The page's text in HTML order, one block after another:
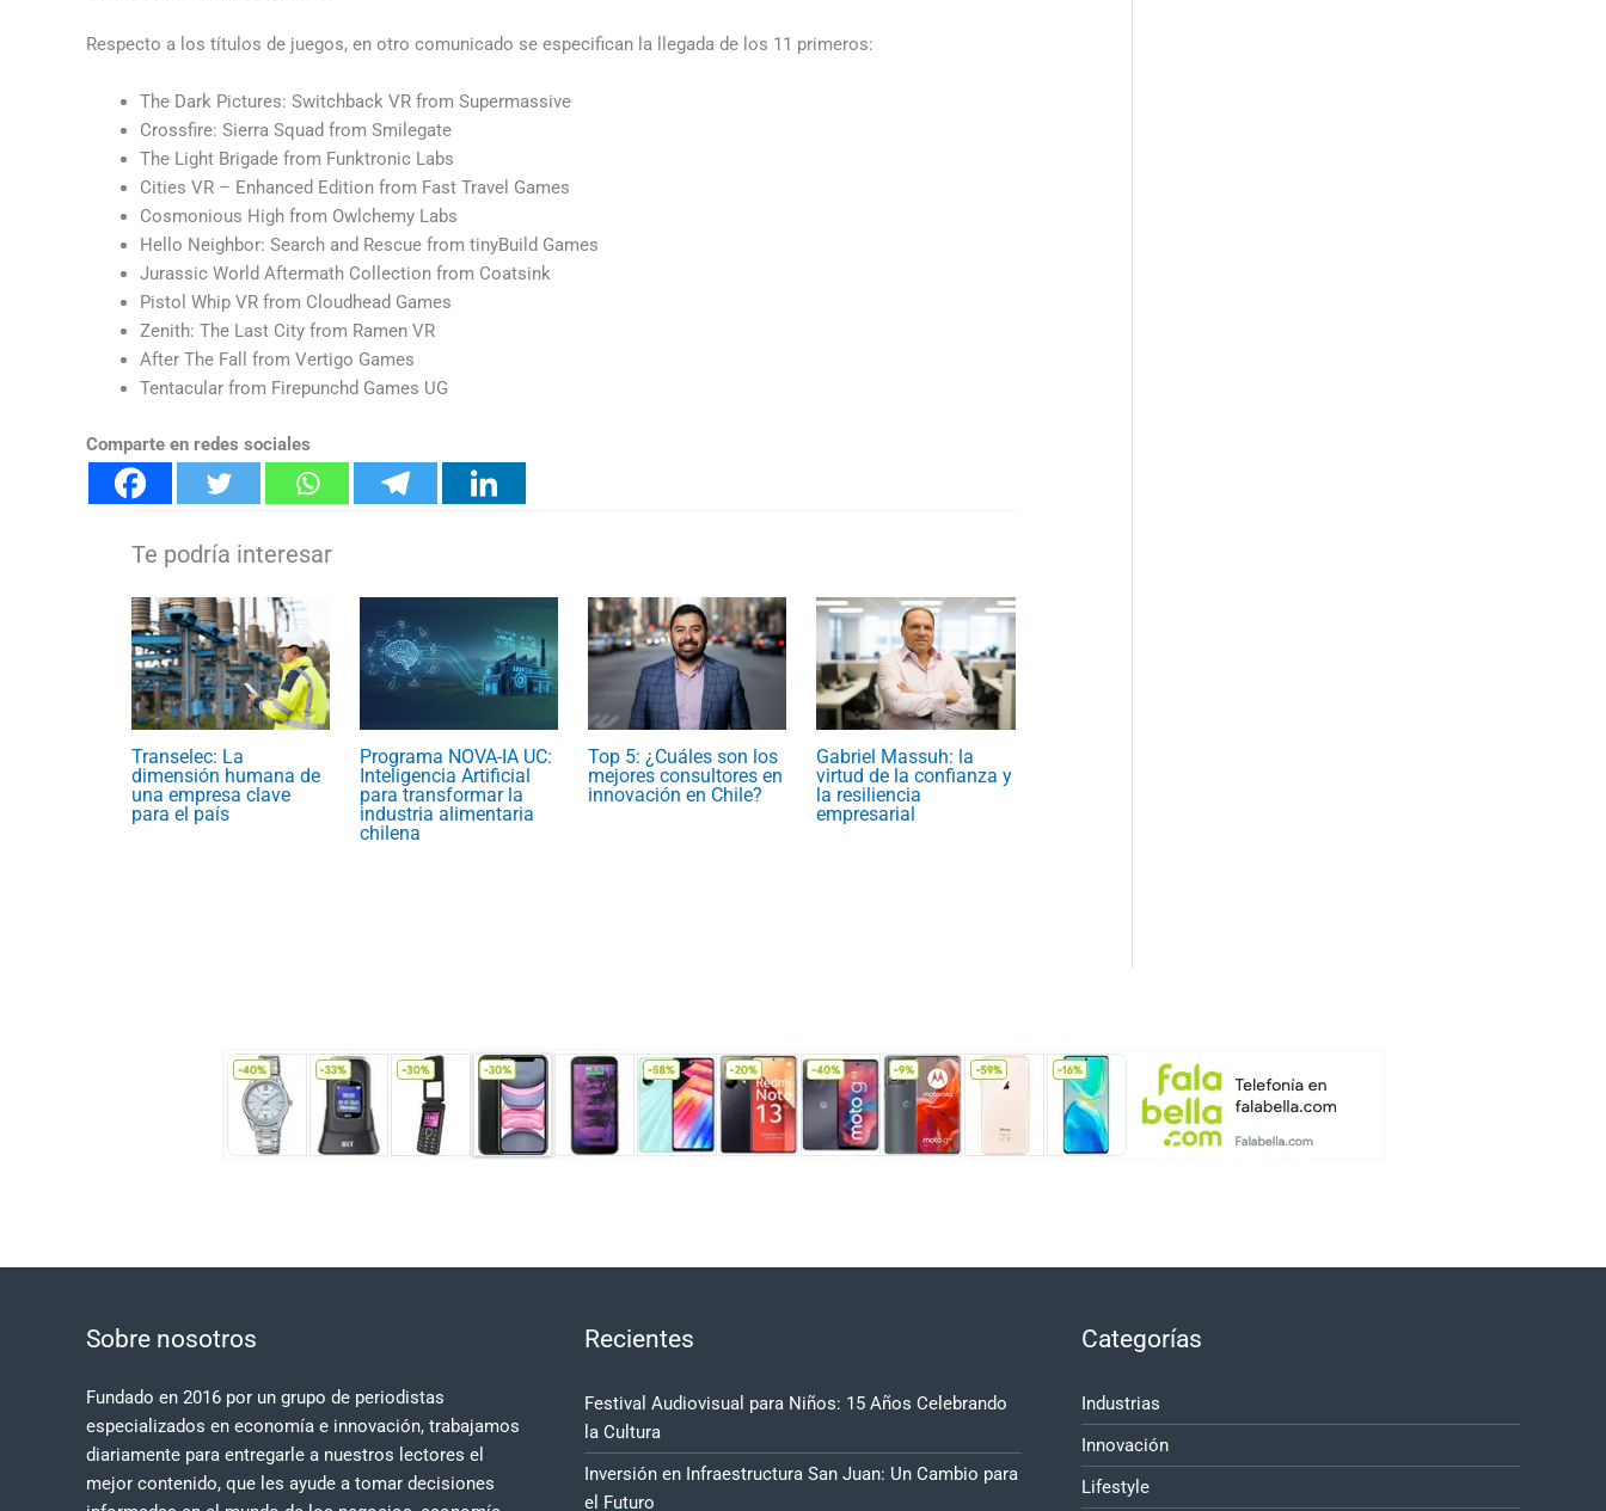
Respecto a los títulos de juegos, en otro comunicado se especifican la llegada de los 11 primeros:
The Dark Pictures: Switchback VR from Supermassive
Crossfire: Sierra Squad from Smilegate
The Light Brigade from Funktronic Labs
Cities VR – Enhanced Edition from Fast Travel Games
Cosmonious High from Owlchemy Labs
Hello Neighbor: Search and Rescue from tinyBuild Games
Jurassic World Aftermath Collection from Coatsink
Pistol Whip VR from Cloudhead Games
Zenith: The Last City from Ramen VR
After The Fall from Vertigo Games
Tentacular from Firepunchd Games UG
Comparte en redes sociales
Transelec: La
dimensión humana de
una empresa clave
para el país
Programa NOVA-IA UC:
Inteligencia Artificial
para transformar la
industria alimentaria
chilena
Top 5: ¿Cuáles son los
mejores consultores en
innovación en Chile?
Gabriel Massuh: la
virtud de la confianza y
la resiliencia
empresarial
Sobre nosotros
Fundado en 2016 por un grupo de periodistas
especializados en economía e innovación, trabajamos
diariamente para entregarle a nuestros lectores el
mejor contenido, que les ayude a tomar decisiones
Recientes
Festival Audiovisual para Niños: 15 Años Celebrando
la Cultura
Inversión en Infraestructura San Juan: Un Cambio para
el Futuro
Categorías
Industrias
Innovación
Lifestyle